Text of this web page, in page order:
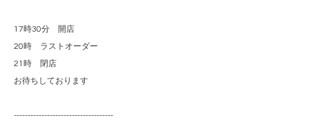
17時30分 開店
20時 ラストオーダー
21時 閉店
お待ちしております
------------------------------------